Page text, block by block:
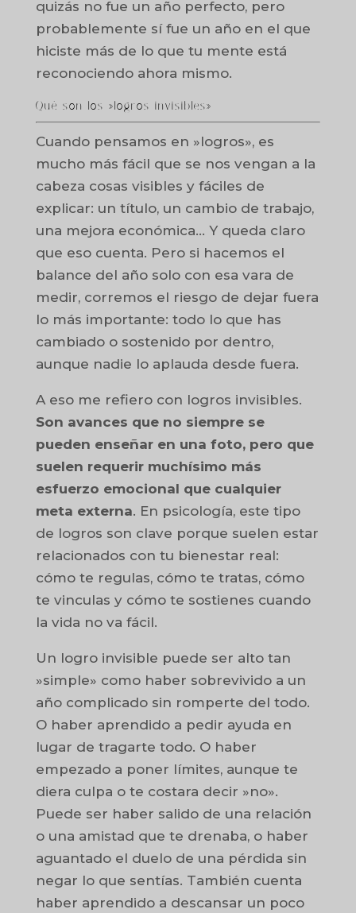
quizás no fue un año perfecto, pero
probablemente sí fue un año en el que
hiciste más de lo que tu mente está
reconociendo ahora mismo.
Qué son los »logros invisibles»
Cuando pensamos en »logros», es
mucho más fácil que se nos vengan a la
cabeza cosas visibles y fáciles de
explicar: un título, un cambio de trabajo,
una mejora económica… Y queda claro
que eso cuenta. Pero si hacemos el
balance del año solo con esa vara de
medir, corremos el riesgo de dejar fuera
lo más importante: todo lo que has
cambiado o sostenido por dentro,
aunque nadie lo aplauda desde fuera.
A eso me refiero con logros invisibles.
Son avances que no siempre se
pueden enseñar en una foto, pero que
suelen requerir muchísimo más
esfuerzo emocional que cualquier
meta externa. En psicología, este tipo
de logros son clave porque suelen estar
relacionados con tu bienestar real:
cómo te regulas, cómo te tratas, cómo
te vinculas y cómo te sostienes cuando
la vida no va fácil.
Un logro invisible puede ser alto tan
»simple» como haber sobrevivido a un
año complicado sin romperte del todo.
O haber aprendido a pedir ayuda en
lugar de tragarte todo. O haber
empezado a poner límites, aunque te
diera culpa o te costara decir »no».
Puede ser haber salido de una relación
o una amistad que te drenaba, o haber
aguantado el duelo de una pérdida sin
negar lo que sentías. También cuenta
haber aprendido a descansar un poco